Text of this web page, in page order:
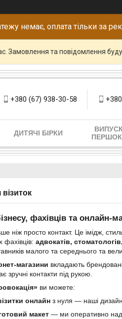
немає, оплата тільки за
Замовлення та повідомлення
+380 (67) 938-30-58
ДИТЯЧІ БІРКИ
фахівців та онлайн-
ніж просто контакт. Це імідж,
фахівців: адвокатів,
малого та середнього та
магазини вкладають
зручні контакти під рукою.
ви можете:
онлайн з нуля — наші
макет — ми оперативно